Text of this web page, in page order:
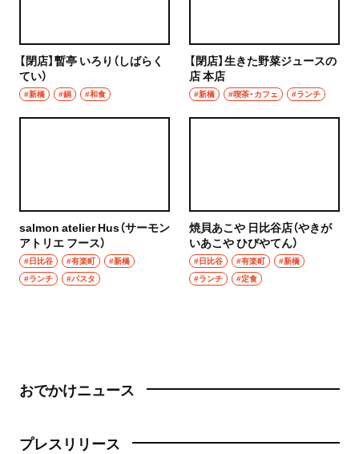
【閉店】暫亭 いろり（しばらく
てい）
#新橋 #鍋 #和食
【閉店】生きた野菜ジュースの
店 本店
#新橋 #喫茶・カフェ #ランチ
salmon atelier Hus（サーモン
アトリエ フース）
#日比谷 #有楽町
#新橋
#ランチ
#パスタ
焼貝あこや 日比谷店（やきが
いあこや ひびやてん）
#日比谷 #有楽町
#新橋
#ランチ
#定食
おでかけニュース
プレスリリース